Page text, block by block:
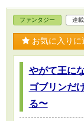
ファンタジー 連
お気に入りに
やがて王に
ゴブリンだ
る〜